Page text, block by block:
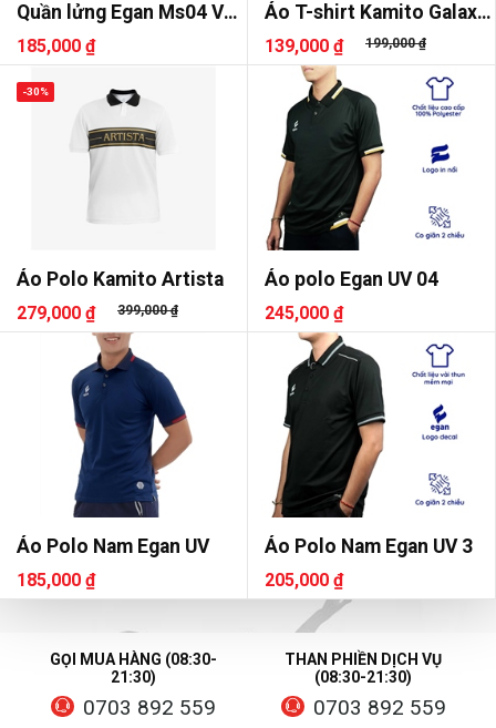
Quần lửng Egan Ms04 Vải
dù
185,000 ₫
Áo T-shirt Kamito Galaxy
2
139,000 ₫ 199,000 ₫
Áo Polo Kamito Artista
279,000 ₫ 399,000 ₫
-30%
Áo polo Egan UV 04
245,000 ₫
Áo Polo Nam Egan UV
185,000 ₫
Áo Polo Nam Egan UV 3
205,000 ₫
GỌI MUA HÀNG (08:30-
21:30)
0703 892 559
THAN PHIỀN DỊCH VỤ
(08:30-21:30)
0703 892 559